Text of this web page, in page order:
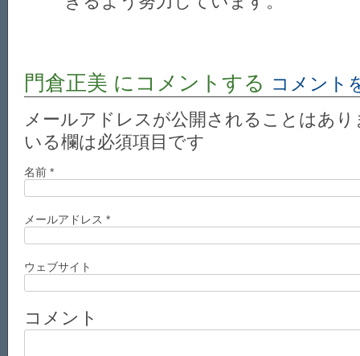
門倉正美 にコメントする コメント
メールアドレスが公開されることはあ
いる欄は必須項目です
名前 *
メールアドレス *
ウェブサイト
コメント